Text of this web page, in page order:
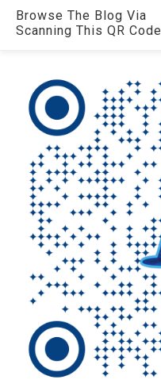
Browse The Blog Via
Scanning This QR Code